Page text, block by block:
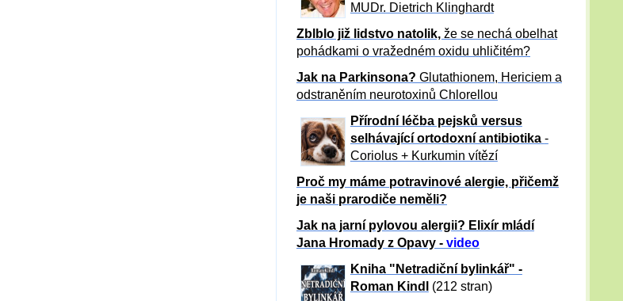
MUDr. Dietrich Klinghardt
Zblblo již lidstvo natolik, že se nechá obelhat
pohádkami o vražedném oxidu uhličitém?
Jak na Parkinsona? Glutathionem, Hericiem a
odstraněním neurotoxinů Chlorellou
Přírodní léčba pejsků versus
selhávající ortodoxní antibiotika -
Coriolus + Kurkumin vítězí
Proč my máme potravinové alergie, přičemž
je naši prarodiče neměli?
Jak na jarní pylovou alergii? Elixír mládí
Jana Hromady z Opavy - video
Kniha "Netradiční bylinkář" -
Roman Kindl
(212 stran)